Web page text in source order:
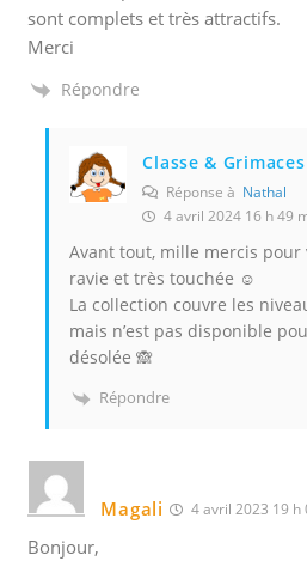
sont complets et très attractifs.
Merci
Répondre
Classe & Grimaces
Réponse à Nathal
4 avril 2024 16 h 49
Avant tout, mille mercis pour
ravie et très touchée ☺️
La collection couvre les
mais n’est pas disponible
désolée 🙈
Répondre
Magali 4 avril 2023 19 h
Bonjour,